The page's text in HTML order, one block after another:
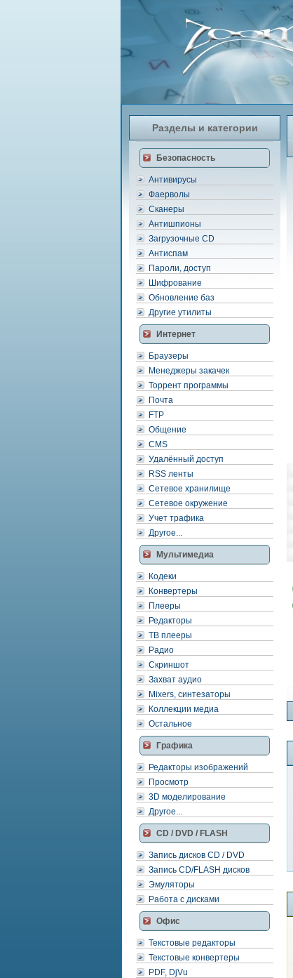
Разделы и категории
Безопасность
Антивирусы
Фаерволы
Сканеры
Антишпионы
Загрузочные CD
Антиспам
Пароли, доступ
Шифрование
Обновление баз
Другие утилиты
Интернет
Браузеры
Менеджеры закачек
Торрент программы
Почта
FTP
Общение
CMS
Удалённый доступ
RSS ленты
Сетевое хранилище
Сетевое окружение
Учет трафика
Другое...
Мультимедиа
Кодеки
Конвертеры
Плееры
Редакторы
ТВ плееры
Радио
Скриншот
Захват аудио
Mixers, синтезаторы
Коллекции медиа
Остальное
Графика
Редакторы изображений
Просмотр
3D моделирование
Другое...
CD / DVD / FLASH
Запись дисков CD / DVD
Запись CD/FLASH дисков
Эмуляторы
Работа с дисками
Офис
Текстовые редакторы
Текстовые конвертеры
PDF, DjVu